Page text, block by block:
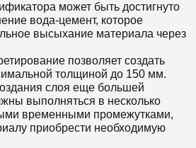
может быть достигнуто
вода-цемент, которое
высыхание материала через
позволяет создать
толщиной до 150 мм.
слоя еще большей
выполняться в несколько
временными промежутками,
приобрести необходимую